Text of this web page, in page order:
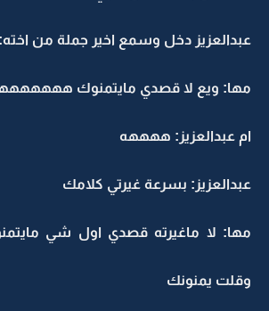
عبدالعزيز دخل وسمع اخير جملة من
مها: ويع لا قصدي مايتمنوك
ام عبدالعزيز: ههههه
عبدالعزيز: بسرعة غيرتي كلامك
مها: لا ماغيرته قصدي اول شي
وقلت يمنونك